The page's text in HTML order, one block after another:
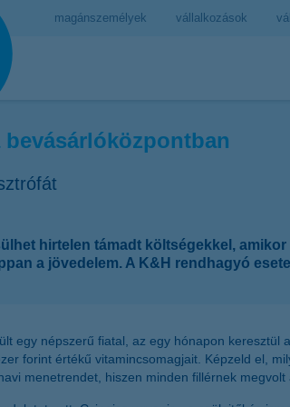
magánszemélyek vállalkozások
bevásárlóközpontban
hirtelen támadt költségekkel,
a jövedelem. A K&H rendhagyó
egy népszerű fiatal, az egy hónapon
forint értékű vitamincsomagjait. Képzeld el,
menetrendet, hiszen minden fillérnek megvolt